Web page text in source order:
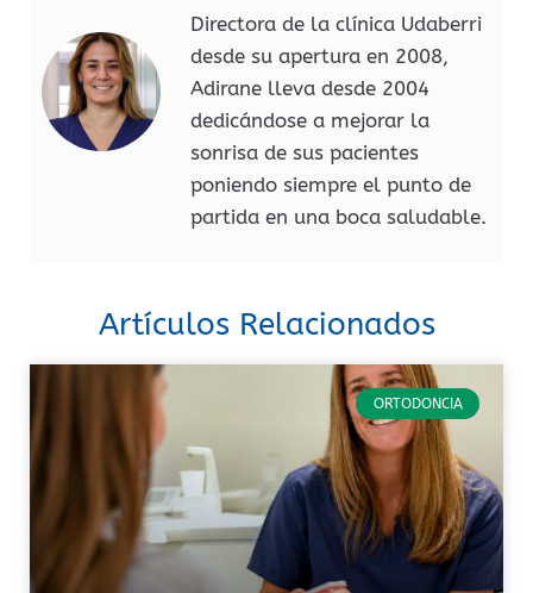
Directora de la clínica Udaberri
desde su apertura en 2008,
Adirane lleva desde 2004
dedicándose a mejorar la
sonrisa de sus pacientes
poniendo siempre el punto de
partida en una boca saludable.
Artículos Relacionados
ORTODONCIA